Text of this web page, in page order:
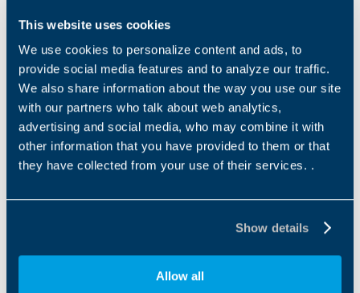
This website uses cookies
We use cookies to personalize content and ads, to
provide social media features and to analyze our traffic.
We also share information about the way you use our site
with our partners who talk about web analytics,
advertising and social media, who may combine it with
other information that you have provided to them or that
they have collected from your use of their services. .
Show details
Allow all
ACCIONAMIENTOS DE
RUEDA
Bonfiglioli cuenta con una
serie de plataformas de
acceso fiables, lo que le
ACCIONAMIENTOS DE
RUEDA
Bonfiglioli cuenta con una
serie de productos fiables
para plataformas articuladas